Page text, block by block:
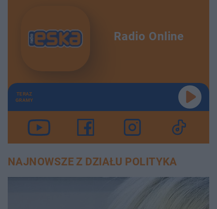
Radio Online
TERAZ
GRAMY
NAJNOWSZE Z DZIAŁU POLITYKA